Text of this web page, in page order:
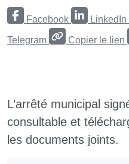
Facebook LinkedIn
Telegram Copier le lien
L’arrêté municipal
consultable et
les documents joints.